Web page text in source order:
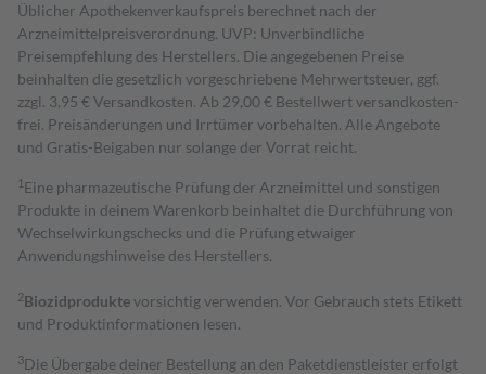
Üblicher Apothekenverkaufspreis berechnet nach der
Arzneimittelpreisverordnung. UVP: Unverbindliche
Preisempfehlung des Herstellers. Die angegebenen Preise
beinhalten die gesetzlich vorgeschriebene Mehrwertsteuer, ggf.
zzgl. 3,95 € Versandkosten. Ab 29,00 € Bestell­wert versand­kosten­
frei. Preisänderungen und Irrtümer vorbehalten. Alle Angebote
und Gratis-Beigaben nur solange der Vorrat reicht.
1 Eine pharmazeutische Prüfung der Arzneimittel und sonstigen
Produkte in deinem Warenkorb beinhaltet die Durchführung von
Wechselwirkungschecks und die Prüfung etwaiger
Anwendungshinweise des Herstellers.
2Biozidproduktevorsichtig verwenden. Vor Gebrauch stets Etikett
und Produktinformationen lesen.
3Die Übergabe deiner Bestellung an den Paketdienstleister erfolgt